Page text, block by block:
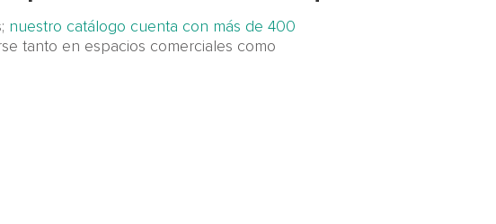
nuestro catálogo cuenta con más de 400
tanto en espacios comerciales como